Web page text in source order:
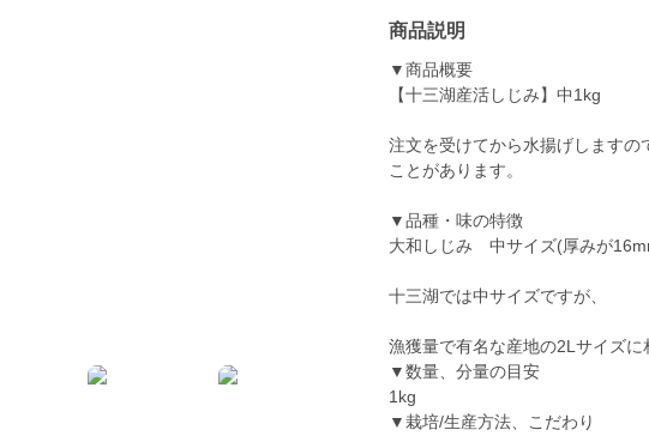
商品説明
▼商品概要
【十三湖産活しじみ】中1kg
注文を受けてから水揚げしますの
ことがあります。
▼品種・味の特徴
大和しじみ 中サイズ(厚みが
十三湖では中サイズですが、
漁獲量で有名な産地の2Lサイズに
▼数量、分量の目安
1kg
▼栽培/生産方法、こだわり